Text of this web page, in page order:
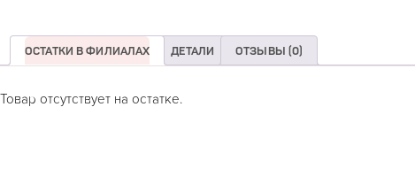
ОСТАТКИ В ФИЛИАЛАХ ДЕТАЛИ ОТЗЫВЫ (0)
Товар отсутствует на остатке.